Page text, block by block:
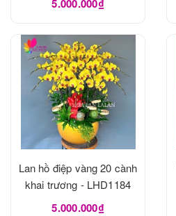
5.000.000₫
Lan hồ điệp vàng 20 cành
khai trương - LHD1184
5.000.000₫